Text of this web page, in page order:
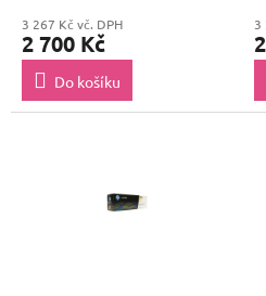
3 267 Kč vč. DPH
2 700 Kč
Do košíku
3